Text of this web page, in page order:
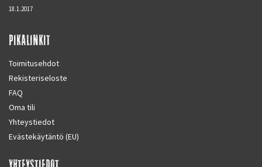
18.1.2017
PIKALINKIT
Toimitusehdot
Rekisteriseloste
FAQ
Oma tili
Yhteystiedot
Evästekäytäntö (EU)